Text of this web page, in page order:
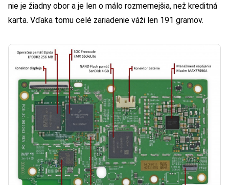
nie je žiadny obor a je len o málo rozmernejšia, než kreditná
karta. Vďaka tomu celé zariadenie váži len 191 gramov.